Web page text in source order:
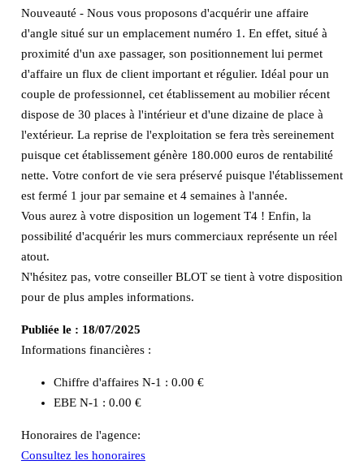
Nouveauté - Nous vous proposons d'acquérir une affaire
d'angle situé sur un emplacement numéro 1. En effet, situé à
proximité d'un axe passager, son positionnement lui permet
d'affaire un flux de client important et régulier. Idéal pour un
couple de professionnel, cet établissement au mobilier récent
dispose de 30 places à l'intérieur et d'une dizaine de place à
l'extérieur. La reprise de l'exploitation se fera très sereinement
puisque cet établissement génère 180.000 euros de rentabilité
nette. Votre confort de vie sera préservé puisque l'établissement
est fermé 1 jour par semaine et 4 semaines à l'année.
Vous aurez à votre disposition un logement T4 ! Enfin, la
possibilité d'acquérir les murs commerciaux représente un réel
atout.
N'hésitez pas, votre conseiller BLOT se tient à votre disposition
pour de plus amples informations.
Publiée le : 18/07/2025
Informations financières :
Chiffre d'affaires N-1 : 0.00 €
EBE N-1 : 0.00 €
Honoraires de l'agence:
Consultez les honoraires